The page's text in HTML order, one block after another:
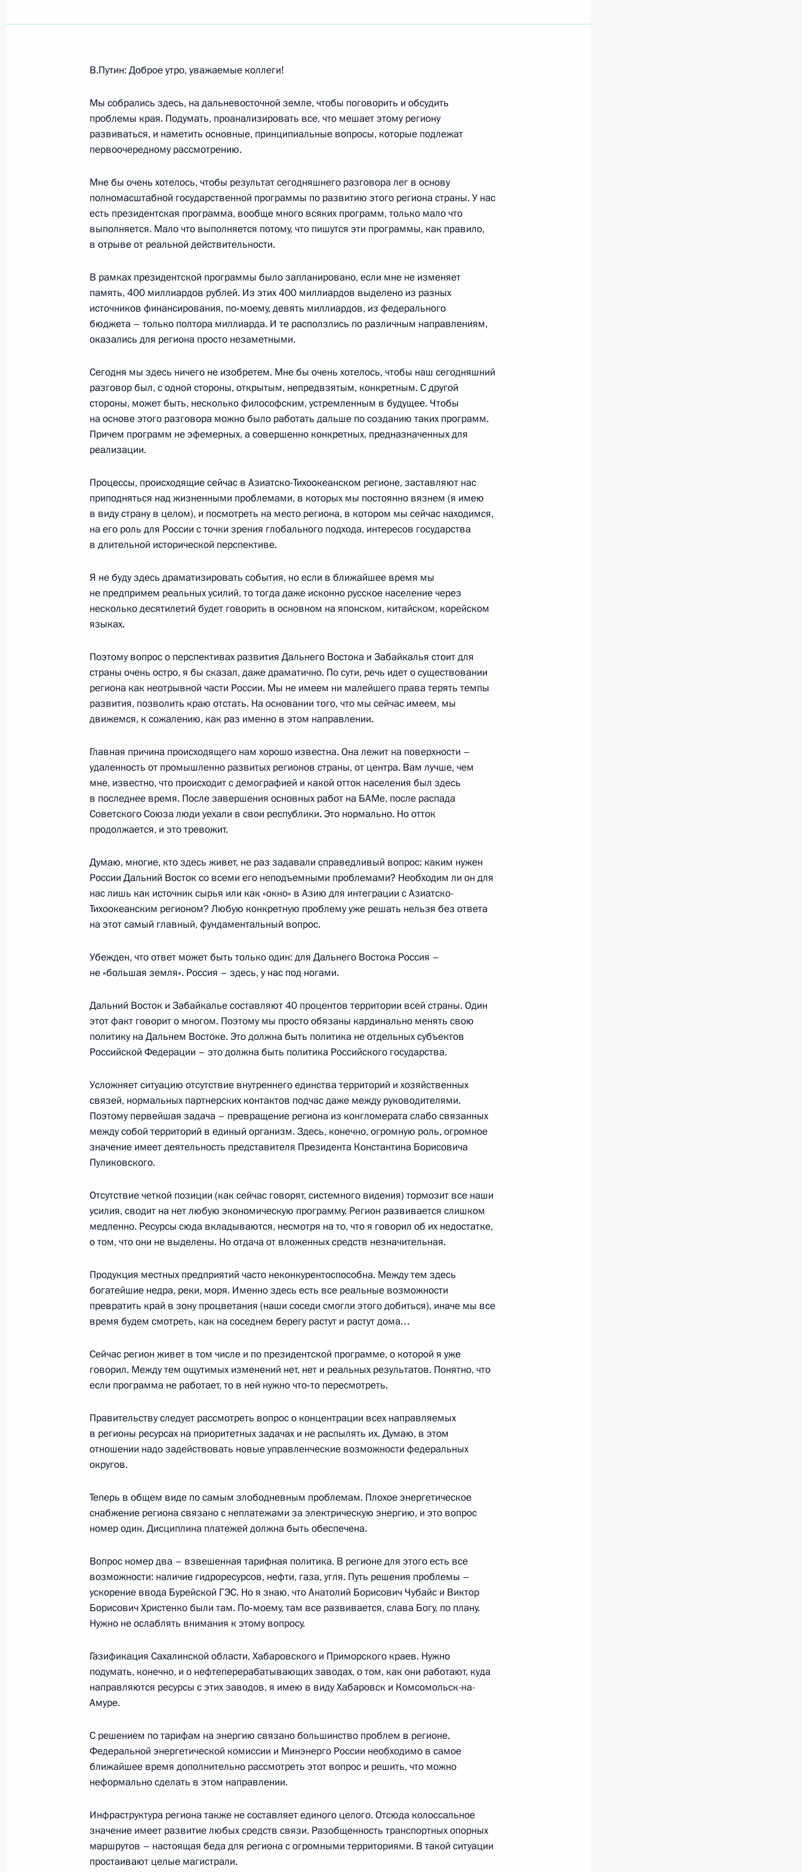
Ответ на вопрос журналистов о встрече с руководителями ряда
крупнейших компаний и банков России
30 июля 2000 года, 00:00 Балтийск
29 июля 2000 года, суббота
Выступление на торжественной церемонии закрытия XXII
Московского международного кинофестиваля
28 июля 2000 года, пятница
Вступительное слово на встрече с руководителями крупнейших
28 июля 2000 года, 00:00
27 июля 2000 года, четверг
переговоров
27 июля 2000 года, 00:02 Москва, Кремль
Выдержки из выступления на церемонии вручения верительных
27 июля 2000 года, 00:01 Москва, Кремль
Начало заседания Совета при Президенте по культуре и искусству
26 июля 2000 года, 00:00 Москва, Кремль
Вступительное слово на совещании по вопросам социально-
экономического развития Камчатской области
24 июля 2000 года, 00:00 Петропавловск-Камчатский
23 июля 2000 года, воскресенье
Пресс-конференция по итогам встречи глав государств
и правительств «Группы восьми»
23 июля 2000 года, 00:00 Япония, Окинава, Международный медиацентр
22 июля 2000 года, суббота
Подход к прессе по итогам второго дня встречи глав государств
и правительств «Группы восьми»
22 июля 2000 года, 00:00 Япония, Окинава
21 июля 2000 года, пятница
Вступительное слово на совещании «О перспективах развития
Дальнего Востока и Забайкалья»
21 июля 2000 года, 00:00
19 июля 2000 года, среда
Ответы на вопросы российских журналистов по итогам
Народно-Демократической Республики Ким Чен Иром
19 июля 2000 года, 00:00 Пхеньян
Ответы на вопросы российских журналистов по окончании
официальной части визита в Китайскую Народную Республику
Заявление для прессы по итогам российско-китайских
18 июля 2000 года, 00:01 Пекин
Интервью японской газете «Иомуири» и японскому
информационному агентству Киодо цусин
17 июля 2000 года, 00:00
16 июля 2000 года, воскресенье
Интервью китайской газете «Жэньминь жибао», китайскому
16 июля 2000 года, 00:00
14 июля 2000 года, пятница
Заключительное слово на совещании по вопросам развития
Уральского федерального округа
14 июля 2000 года, 00:03 Нижний Тагил
В.Путин: Доброе утро, уважаемые коллеги!
Мы собрались здесь, на дальневосточной земле, чтобы поговорить и обсудить
проблемы края. Подумать, проанализировать все, что мешает этому региону
развиваться, и наметить основные, принципиальные вопросы, которые подлежат
первоочередному рассмотрению.
Мне бы очень хотелось, чтобы результат сегодняшнего разговора лег в основу
полномасштабной государственной программы по развитию этого региона страны. У нас
есть президентская программа, вообще много всяких программ, только мало что
выполняется. Мало что выполняется потому, что пишутся эти программы, как правило,
в отрыве от реальной действительности.
В рамках президентской программы было запланировано, если мне не изменяет
память, 400 миллиардов рублей. Из этих 400 миллиардов выделено из разных
источников финансирования, по‑моему, девять миллиардов, из федерального
бюджета – только полтора миллиарда. И те расползлись по различным направлениям,
оказались для региона просто незаметными.
Сегодня мы здесь ничего не изобретем. Мне бы очень хотелось, чтобы наш сегодняшний
разговор был, с одной стороны, открытым, непредвзятым, конкретным. С другой
стороны, может быть, несколько философским, устремленным в будущее. Чтобы
на основе этого разговора можно было работать дальше по созданию таких программ.
Причем программ не эфемерных, а совершенно конкретных, предназначенных для
реализации.
Процессы, происходящие сейчас в Азиатско-Тихоокеанском регионе, заставляют нас
приподняться над жизненными проблемами, в которых мы постоянно вязнем (я имею
в виду страну в целом), и посмотреть на место региона, в котором мы сейчас находимся,
на его роль для России с точки зрения глобального подхода, интересов государства
в длительной исторической перспективе.
Я не буду здесь драматизировать события, но если в ближайшее время мы
не предпримем реальных усилий, то тогда даже исконно русское население через
несколько десятилетий будет говорить в основном на японском, китайском, корейском
языках.
Поэтому вопрос о перспективах развития Дальнего Востока и Забайкалья стоит для
страны очень остро, я бы сказал, даже драматично. По сути, речь идет о существовании
региона как неотрывной части России. Мы не имеем ни малейшего права терять темпы
развития, позволить краю отстать. На основании того, что мы сейчас имеем, мы
движемся, к сожалению, как раз именно в этом направлении.
Главная причина происходящего нам хорошо известна. Она лежит на поверхности –
удаленность от промышленно развитых регионов страны, от центра. Вам лучше, чем
мне, известно, что происходит с демографией и какой отток населения был здесь
в последнее время. После завершения основных работ на БАМе, после распада
Советского Союза люди уехали в свои республики. Это нормально. Но отток
продолжается, и это тревожит.
Думаю, многие, кто здесь живет, не раз задавали справедливый вопрос: каким нужен
России Дальний Восток со всеми его неподъемными проблемами? Необходим ли он для
нас лишь как источник сырья или как «окно» в Азию для интеграции с Азиатско-
Тихоокеанским регионом? Любую конкретную проблему уже решать нельзя без ответа
на этот самый главный, фундаментальный вопрос.
Убежден, что ответ может быть только один: для Дальнего Востока Россия –
не «большая земля». Россия – здесь, у нас под ногами.
Дальний Восток и Забайкалье составляют 40 процентов территории всей страны. Один
этот факт говорит о многом. Поэтому мы просто обязаны кардинально менять свою
политику на Дальнем Востоке. Это должна быть политика не отдельных субъектов
Российской Федерации – это должна быть политика Российского государства.
Усложняет ситуацию отсутствие внутреннего единства территорий и хозяйственных
связей, нормальных партнерских контактов подчас даже между руководителями.
Поэтому первейшая задача – превращение региона из конгломерата слабо связанных
между собой территорий в единый организм. Здесь, конечно, огромную роль, огромное
значение имеет деятельность представителя Президента Константина Борисовича
Пуликовского.
Отсутствие четкой позиции (как сейчас говорят, системного видения) тормозит все наши
усилия, сводит на нет любую экономическую программу. Регион развивается слишком
медленно. Ресурсы сюда вкладываются, несмотря на то, что я говорил об их недостатке,
о том, что они не выделены. Но отдача от вложенных средств незначительная.
Продукция местных предприятий часто неконкурентоспособна. Между тем здесь
богатейшие недра, реки, моря. Именно здесь есть все реальные возможности
превратить край в зону процветания (наши соседи смогли этого добиться), иначе мы все
время будем смотреть, как на соседнем берегу растут и растут дома…
Сейчас регион живет в том числе и по президентской программе, о которой я уже
говорил. Между тем ощутимых изменений нет, нет и реальных результатов. Понятно, что
если программа не работает, то в ней нужно что‑то пересмотреть.
Правительству следует рассмотреть вопрос о концентрации всех направляемых
в регионы ресурсах на приоритетных задачах и не распылять их. Думаю, в этом
отношении надо задействовать новые управленческие возможности федеральных
округов.
Теперь в общем виде по самым злободневным проблемам. Плохое энергетическое
снабжение региона связано с неплатежами за электрическую энергию, и это вопрос
номер один. Дисциплина платежей должна быть обеспечена.
Вопрос номер два – взвешенная тарифная политика. В регионе для этого есть все
возможности: наличие гидроресурсов, нефти, газа, угля. Путь решения проблемы –
ускорение ввода Бурейской ГЭС. Но я знаю, что Анатолий Борисович Чубайс и Виктор
Борисович Христенко были там. По‑моему, там все развивается, слава Богу, по плану.
Нужно не ослаблять внимания к этому вопросу.
Газификация Сахалинской области, Хабаровского и Приморского краев. Нужно
подумать, конечно, и о нефтеперерабатывающих заводах, о том, как они работают, куда
направляются ресурсы с этих заводов, я имею в виду Хабаровск и Комсомольск-на-
Амуре.
С решением по тарифам на энергию связано большинство проблем в регионе.
Федеральной энергетической комиссии и Минэнерго России необходимо в самое
ближайшее время дополнительно рассмотреть этот вопрос и решить, что можно
неформально сделать в этом направлении.
Инфраструктура региона также не составляет единого целого. Отсюда колоссальное
значение имеет развитие любых средств связи. Разобщенность транспортных опорных
маршрутов – настоящая беда для региона с огромными территориями. В такой ситуации
простаивают целые магистрали.